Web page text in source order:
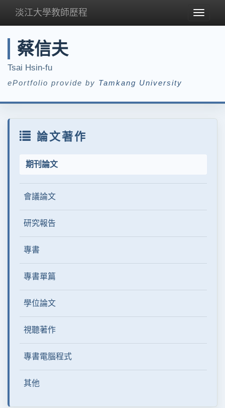
Toggle
淡江大學教師歷程
蔡信夫
Tsai Hsin-fu
ePortfolio provide by Tamkang University
論文著作
期刊論文
會議論文
研究報告
專書
專書單篇
學位論文
視聽著作
專書電腦程式
其他